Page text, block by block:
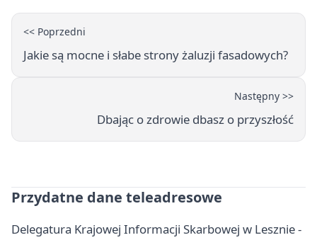
<< Poprzedni
Jakie są mocne i słabe strony żaluzji fasadowych?
Następny >>
Dbając o zdrowie dbasz o przyszłość
Przydatne dane teleadresowe
Delegatura Krajowej Informacji Skarbowej w Lesznie -